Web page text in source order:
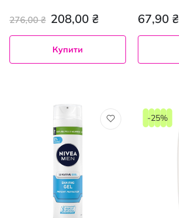
208,00 ₴
276,00 ₴
Купити
67,90 ₴
-25%